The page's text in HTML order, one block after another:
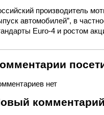
производитель
автомобилей”, в
Euro-4 и ростом
нет